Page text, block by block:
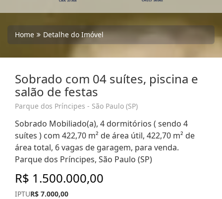
Home Detalhe do Imóvel
Sobrado com 04 suítes, piscina e
salão de festas
Parque dos Príncipes - São Paulo (SP)
Sobrado Mobiliado(a), 4 dormitórios ( sendo 4
suítes ) com 422,70 m² de área útil, 422,70 m² de
área total, 6 vagas de garagem, para venda.
Parque dos Príncipes, São Paulo (SP)
R$ 1.500.000,00
IPTUR$ 7.000,00